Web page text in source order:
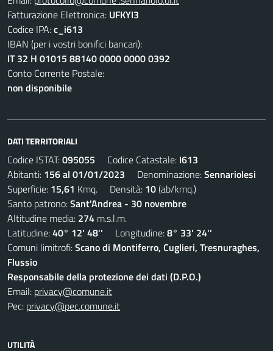
Fatturazione Elettronica: UFKYI3
Codice IPA:c_i613
IBAN (per i vostri bonifici bancari):
IT 32 H 01015 88140 0000 0000 0392
Conto Corrente Postale:
non disponibile
DATI TERRITORIALI
Codice ISTAT:095055 Codice Catastale: I613
Abitanti: 156 al 01/01/2023 Denominazione:Sennariolesi
Superficie: 15,61 Kmq. Densità: 10(ab/kmq.)
Santo patrono:Sant'Andrea - 30 novembre
Altitudine media: 274 m.s.l.m.
Latitudine:40° 12' 48'' Longitudine:8° 33' 24''
Comuni limitrofi:Scano di Montiferro, Cuglieri, Tresnuraghes,
Flussio
Responsabile della protezione dei dati (D.P.O.)
Email: privacy@comune.it
Pec: privacy@pec.comune.it
UTILITÀ